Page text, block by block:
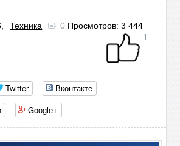
Техника 0 Просмотров: 3 444
1
Twitter
Вконтакте
Google+